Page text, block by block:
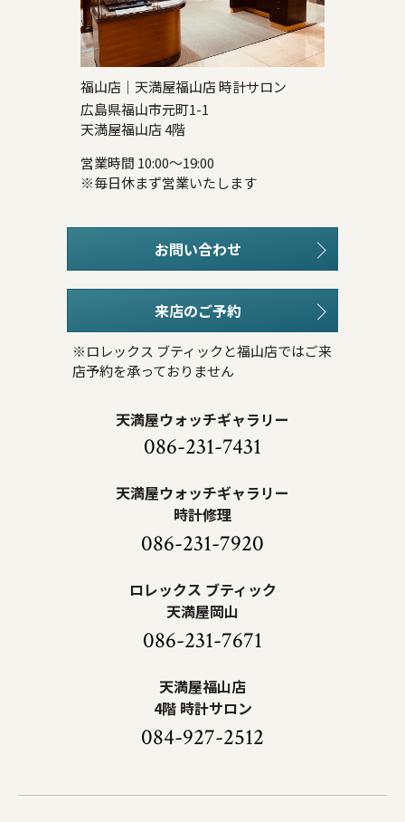
福山店｜天満屋福山店 時計サロン
広島県福山市元町1-1
天満屋福山店 4階
営業時間 10:00～19:00
※毎日休まず営業いたします
お問い合わせ
来店のご予約
※ロレックス ブティックと福山店ではご来
店予約を承っておりません
天満屋ウォッチギャラリー
086-231-7431
天満屋ウォッチギャラリー
時計修理
086-231-7920
ロレックス ブティック
天満屋岡山
086-231-7671
天満屋福山店
4階 時計サロン
084-927-2512